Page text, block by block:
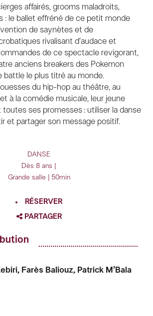
affairés, grooms maladroits,
: le ballet effréné de ce petit monde
de saynètes et de
rivalisant d’audace et
de ce spectacle revigorant,
anciens breakers des Pokemon
battle le plus titré au monde.
du hip-hop au théâtre, au
à la comédie musicale, leur jeune
ses promesses : utiliser la danse
et partager son message positif.
DANSE
Dès 8 ans |
Grande salle | 50min
RÉSERVER
PARTAGER
TWITTER
GOOGLE
Farès Baliouz, Patrick M’Bala
Mahmoud, Rémi Michault,